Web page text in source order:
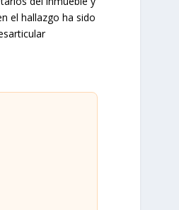
el hallazgo ha sido